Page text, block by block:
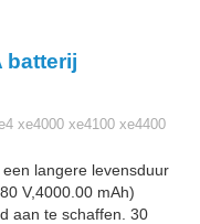
batterij
xe4000 xe4100 xe4400
langere levensduur
V,4000.00 mAh)
aan te schaffen. 30